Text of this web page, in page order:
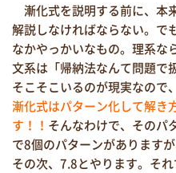
漸化式を説明する前に、本
解説しなければならない。で
なかやっかいなもの。理系な
文系は「帰納法なんて問題で
そこそこいるのが現実なので
漸化式はパターン化して解き
す！！ そんなわけで、その
で8個のパターンがあります
その次、7.8とやります。それ